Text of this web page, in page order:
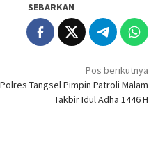
SEBARKAN
Pos berikutnya
Tangsel Pimpin Patroli Malam
Takbir Idul Adha 1446 H